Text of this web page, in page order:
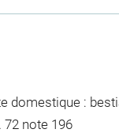
domestique :
72 note 196